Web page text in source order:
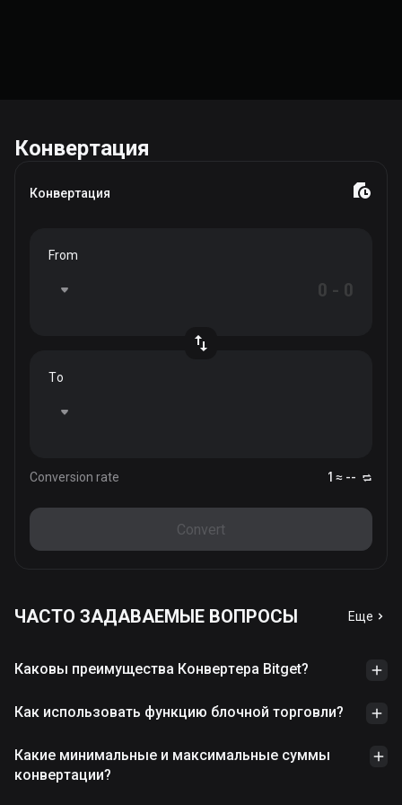
Конвертация
Конвертация
From
To
Conversion rate 1 ≈ --
Convert
ЧАСТО ЗАДАВАЕМЫЕ ВОПРОСЫ Еще
Каковы преимущества Конвертера Bitget?
Как использовать функцию блочной торговли?
Какие минимальные и максимальные суммы
конвертации?